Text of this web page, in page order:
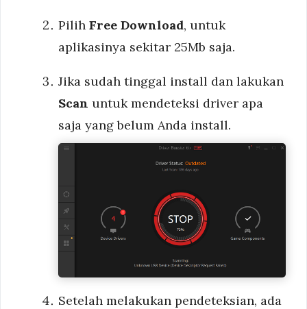
Pilih Free Download, untuk
aplikasinya sekitar 25Mb saja.
Jika sudah tinggal install dan lakukan
Scan untuk mendeteksi driver apa
saja yang belum Anda install.
Setelah melakukan pendeteksian, ada